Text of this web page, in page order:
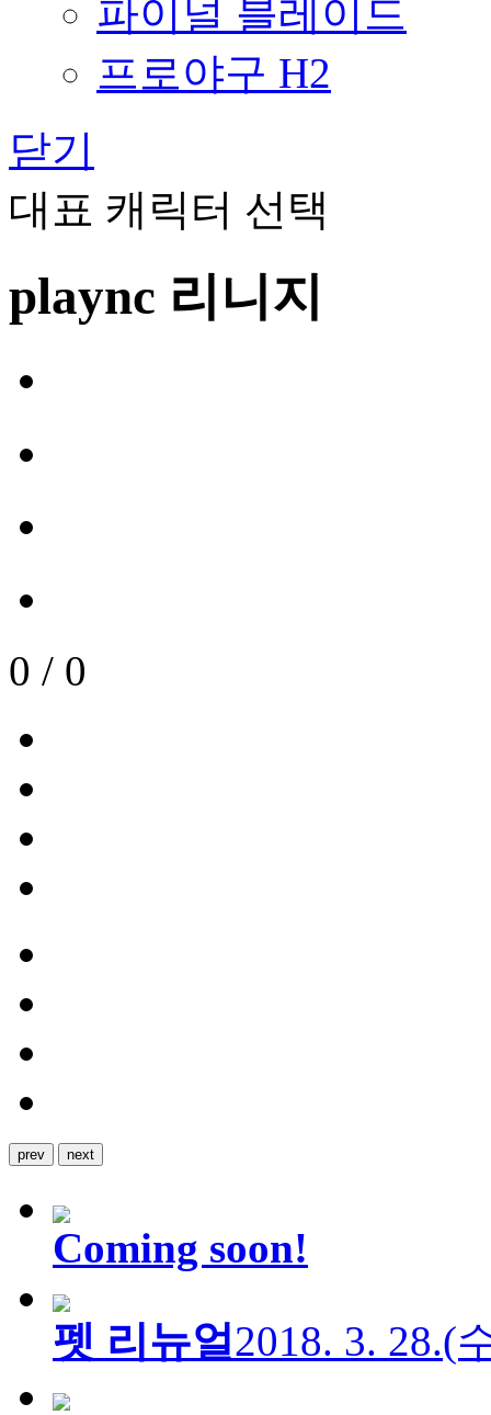
파이널 블레이드
프로야구 H2
닫기
대표 캐릭터 선택
plaync 리니지
0 / 0
prev next
Coming soon!
펫 리뉴얼2018. 3. 28.(